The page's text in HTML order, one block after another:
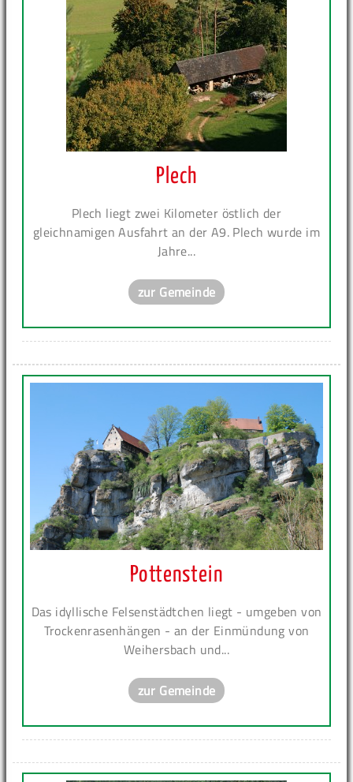
Plech
Plech liegt zwei Kilometer östlich der
gleichnamigen Ausfahrt an der A9. Plech wurde im
Jahre...
zur Gemeinde
Pottenstein
Das idyllische Felsenstädtchen liegt - umgeben von
Trockenrasenhängen - an der Einmündung von
Weihersbach und...
zur Gemeinde